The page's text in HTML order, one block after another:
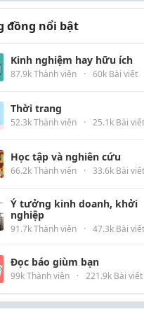
đồng nổi bật
Kinh nghiệm hay hữu ích
87.9k Thành viên · 60k Bài viết
Thời trang
52.3k Thành viên · 25.1k Bài viết
Học tập và nghiên cứu
66.2k Thành viên · 33.6k Bài viết
Ý tưởng kinh doanh, khởi
nghiệp
91.7k Thành viên · 47.3k Bài viết
Đọc báo giùm bạn
99k Thành viên · 221.9k Bài viết